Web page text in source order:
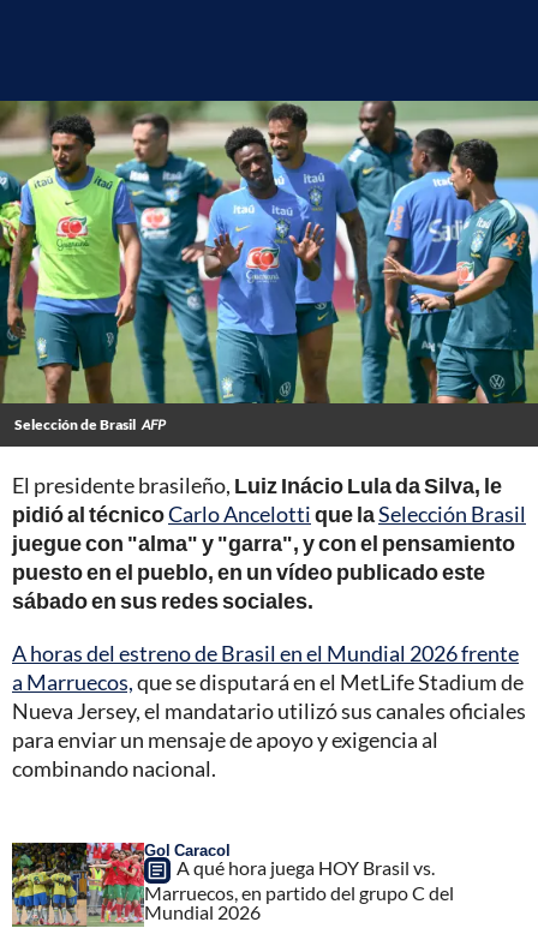
Selección de Brasil AFP
El presidente brasileño, Luiz Inácio Lula da Silva, le
pidió al técnicoCarlo Ancelottique laSelección Brasil
juegue con "alma" y "garra", y con el pensamiento
puesto en el pueblo, en un vídeo publicado este
sábado en sus redes sociales.
A horas del estreno de Brasil en el Mundial 2026 frente
a Marruecos,que se disputará en el MetLife Stadium de
Nueva Jersey, el mandatario utilizó sus canales oficiales
para enviar un mensaje de apoyo y exigencia al
combinando nacional.
Gol Caracol
A qué hora juega HOY Brasil vs.
Marruecos, en partido del grupo C del
Mundial 2026